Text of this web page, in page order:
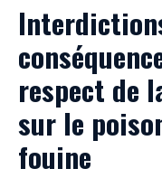
respect de
sur le
fouine